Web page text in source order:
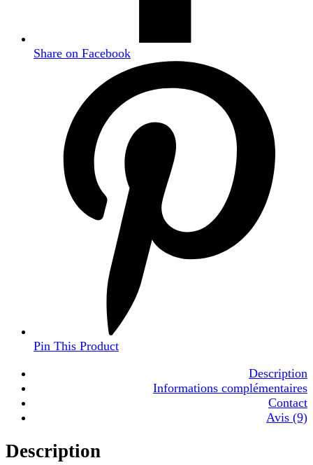
Share on Facebook
Pin This Product
Description
Informations complémentaires
Contact
Avis (9)
Description